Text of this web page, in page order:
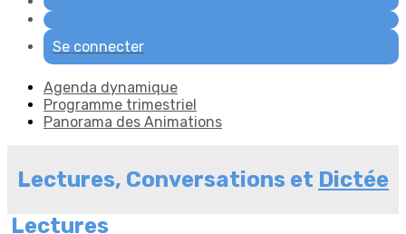
Se connecter
Agenda dynamique
Programme trimestriel
Panorama des Animations
Lectures, Conversations et Dictée
Lectures